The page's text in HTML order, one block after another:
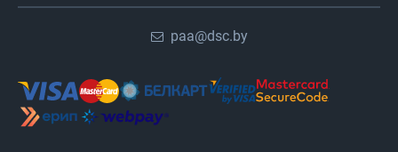
paa@dsc.by